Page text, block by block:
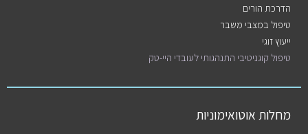
הדרכת הורים
טיפול במצבי משבר
ייעוץ זוגי
טיפול קוגניטיבי התנהגותי לעובדי היי-טק
מחלות אוטואימוניות